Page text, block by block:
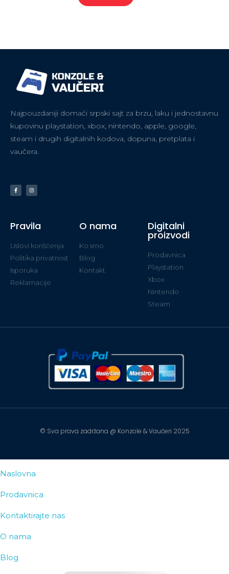
Najpouzdaniji domaći srpski sajt za brzu, laku i jednostavnu
kupovinu playstation, xbox, nintendo, apple, google,
steam i drugih digitalnih kodova, dopuna, pretplata i
vaučera.
Pravila
Uslovi korišćenja
Politika privatnost
Isporuka
Reklamacije
O nama
Ko smo
Blog
Kontakt
Digitalni
proizvodi
Prodavnica
Playstation
Xbox
Nintendo
Steam
© Sva prava zadržana @ Konzole & Vaučeri 2025
Naslovna
Prodavnica
Kontaktirajte nas
O nama
Blog